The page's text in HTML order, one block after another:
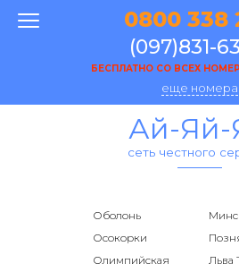
0800 338
(097)831-
БЕСПЛАТНО СО ВСЕХ
еще номера
Ай-Яй-
сеть честного
Оболонь
Осокорки
Олимпийская
Льва